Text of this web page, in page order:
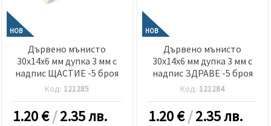
НОВ
Дървено мънисто
30x14x6 мм дупка 3 мм с
надпис ЩАСТИЕ -5 броя
Код: 121285
1.20€/2.35 лв.
НОВ
Дървено мънисто
30x14x6 мм дупка 3 мм с
надпис ЗДРАВЕ -5 броя
Код: 121284
1.20€/2.35 лв.